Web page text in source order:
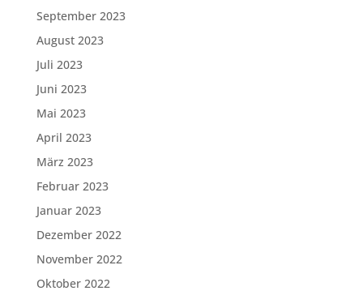
September 2023
August 2023
Juli 2023
Juni 2023
Mai 2023
April 2023
März 2023
Februar 2023
Januar 2023
Dezember 2022
November 2022
Oktober 2022